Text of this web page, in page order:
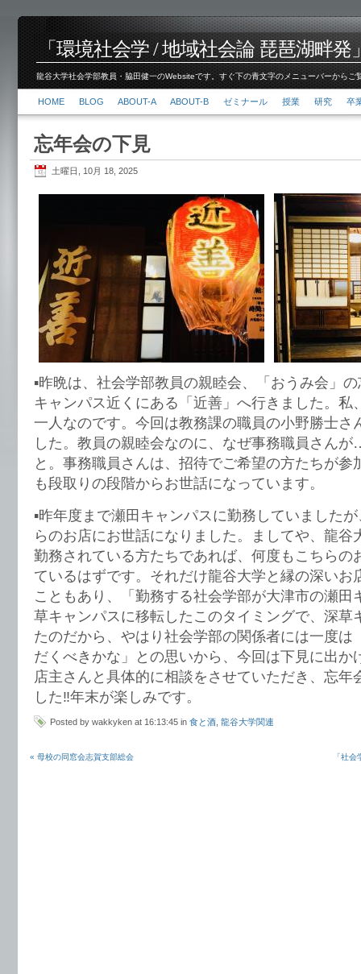
「環境社会学 / 地域社会論 琵琶湖畔発
龍谷大学社会学部教員・脇田健一のWebsiteです。すぐ下の青文字のメニューバーから
HOME BLOG ABOUT-A ABOUT-B ゼミナール 授業 研究 卒
忘年会の下見
土曜日, 10月 18, 2025
▪️昨晩は、社会学部教員の親睦会、「おうみ会」
キャンパス近くにある「近善」へ行きました。私
一人なのです。今回は教務課の職員の小野勝士さ
した。教員の親睦会なのに、なぜ事務職員さん
と。事務職員さんは、招待でご希望の方たちが参
も段取りの段階からお世話になっています。
▪️昨年度まで瀬田キャンパスに勤務していました
らのお店にお世話になりました。ましてや、龍谷
勤務されている方たちであれば、何度もこちらの
ているはずです。それだけ龍谷大学と縁の深いお
こともあり、「勤務する社会学部が大津市の瀬田
草キャンパスに移転したこのタイミングで、深草
たのだから、やはり社会学部の関係者には一度は
だくべきかな」との思いから、今回は下見に出か
店主さんと具体的に相談をさせていただき、忘年
した‼️年末が楽しみです。
Posted by wakkyken at 16:13:45 in 食と酒 龍谷大学関連
「社
« 母校の同窓会志賀支部総会